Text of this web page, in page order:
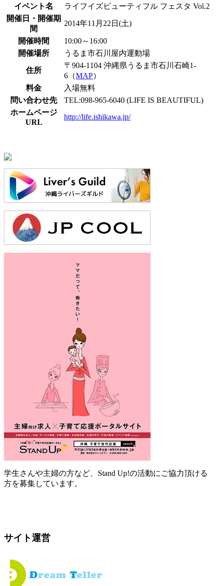
イベント名
ライフイズビューティフル フェスタ Vol.2
開催日・開催期
間
2014年11月22日(土)
開催時間
10:00～16:00
開催場所
うるま市石川屋内運動場
住所
〒904-1104 沖縄県うるま市石川石崎1-
6（MAP）
料金
入場無料
問い合わせ先
TEL:098-965-6040 (LIFE IS BEAUTIFUL)
ホームページ
URL
http://life.ishikawa.jp/
学生さんや主婦の方など、Stand Up!の活動にご協力頂ける
方を募集しています。
サイト運営